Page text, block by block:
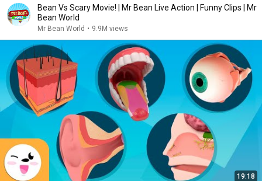
Bean Vs Scary Movie! | Mr Bean Live Action | Funny Clips | Mr
Bean World
Mr Bean World • 9.9M views
19:18